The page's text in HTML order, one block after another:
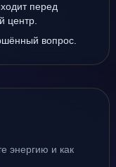
перед
центр.
вопрос.
энергию и как